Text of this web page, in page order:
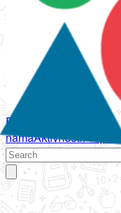
Početna
namaAktivnostiPropisi